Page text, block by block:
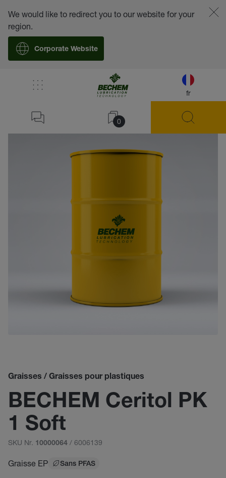
fr
0
We would like to redirect you to our website for your
region.
Corporate Website
Graisses / Graisses pour plastiques
BECHEM Ceritol PK
1 Soft
SKU Nr. 10000064 / 6006139
Graisse EP Sans PFAS